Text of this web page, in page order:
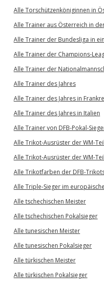
Alle Torschützenköniginnen in
Alle Trainer aus Österreich in
Alle Trainer der Bundesliga in
Alle Trainer der Champions-
Alle Trainer der
Alle Trainer des Jahres
Alle Trainer des Jahres in
Alle Trainer des Jahres in Italien
Alle Trainer von DFB-Pokal-
Alle Trikot-Ausrüster der WM-
Alle Trikot-Ausrüster der WM-
Alle Trikotfarben der DFB-
Alle Triple-Sieger im
Alle tschechischen Meister
Alle tschechischen Pokalsieger
Alle tunesischen Meister
Alle tunesischen Pokalsieger
Alle türkischen Meister
Alle türkischen Pokalsieger